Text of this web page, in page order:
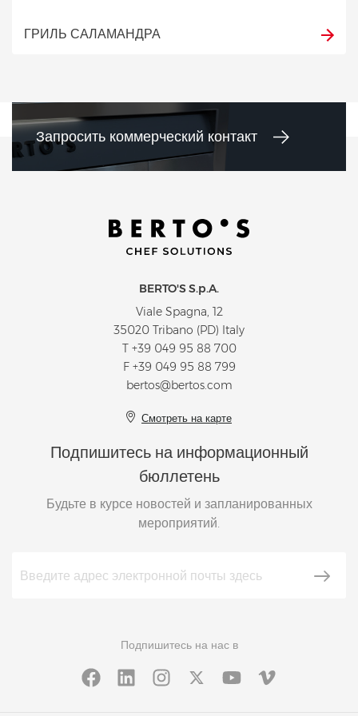
ГРИЛЬ САЛАМАНДРА
Запросить коммерческий контакт
BERTO'S S.p.A.
Viale Spagna, 12
35020 Tribano (PD) Italy
T +39 049 95 88 700
F +39 049 95 88 799
bertos@bertos.com
Смотреть на карте
Подпишитесь на информационный
бюллетень
Будьте в курсе новостей и запланированных
мероприятий.
Подпишитесь на нас в